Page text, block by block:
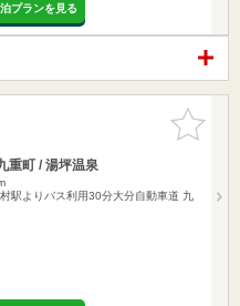
プランを見る
お気に入
りに追加
重町 / 湯坪温泉
駅よりバス利用30分大分自動車道 九